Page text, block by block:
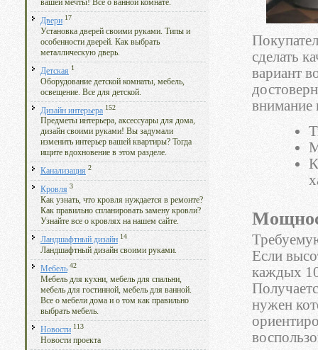
вашей мечты! Все о ванной комнате.
Двери 17
Установка дверей своими руками. Типы и
особенности дверей. Как выбрать
металлическую дверь.
Детская 1
Оборудование детской комнаты, мебель,
освещение. Все для детской.
Дизайн интерьера 152
Предметы интерьера, аксессуары для дома,
дизайн своими руками! Вы задумали
изменить интерьер вашей квартиры? Тогда
ищите вдохновение в этом разделе.
Канализация 2
Кровля 3
Как узнать, что кровля нуждается в ремонте?
Как правильно спланировать замену кровли?
Узнайте все о кровлях на нашем сайте.
Ландшафтный дизайн 14
Ландшафтный дизайн своими руками.
Мебель 42
Мебель для кухни, мебель для спальни,
мебель для гостинной, мебель для ванной.
Все о мебели дома и о том как правильно
выбрать мебель.
Новости 113
Новости проекта
сделать
вариант
внимание
Если
каждых
нужен